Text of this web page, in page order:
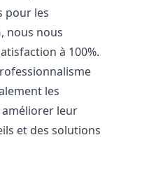
pour les
, nous nous
à 100%.
les
leur
et des solutions